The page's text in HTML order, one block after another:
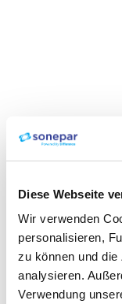
Diese Webseite
Wir verwenden
personalisieren,
zu können und
analysieren.
Verwendung